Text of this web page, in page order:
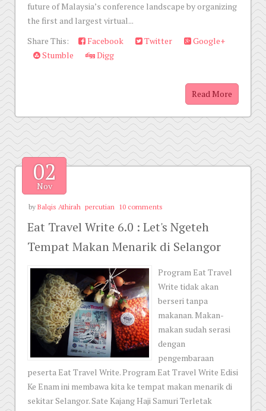
future of Malaysia’s conference landscape by organizing
the first and largest virtual...
Share This:
Facebook Twitter
Google+
Stumble
Digg
Read More
02
Nov
by Balqis Athirah percutian 10 comments
Eat Travel Write 6.0 : Let's Ngeteh
Tempat Makan Menarik di Selangor
Program Eat Travel
Write tidak akan
berseri tanpa
makanan. Makan-
makan sudah serasi
dengan
pengembaraan
peserta Eat Travel Write. Program Eat Travel Write Edisi
Ke Enam ini membawa kita ke tempat makan menarik di
sekitar Selangor. Sate Kajang Haji Samuri Terletak